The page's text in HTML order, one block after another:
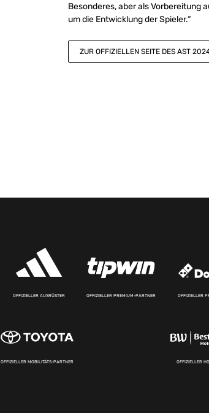
Besonderes, aber als Vorbereitung
um die Entwicklung der Spieler.“
ZUR OFFIZIELLEN SEITE DES AST
OFFIZIELLER AUSRÜSTER OFFIZIELLER PREMIUM-PARTNER OFFIZIELLER
OFFIZIELLER MOBILITÄTS-PARTNER OFFIZIELLER